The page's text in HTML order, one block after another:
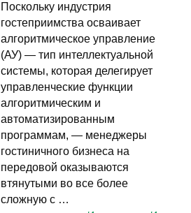
Поскольку индустрия
гостеприимства осваивает
алгоритмическое управление
(АУ) — тип интеллектуальной
системы, которая делегирует
управленческие функции
алгоритмическим и
автоматизированным
программам, — менеджеры
гостиничного бизнеса на
передовой оказываются
втянутыми во все более
сложную с …